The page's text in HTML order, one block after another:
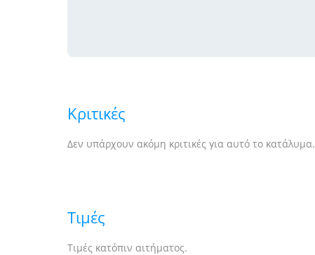
Κριτικές
Δεν υπάρχουν ακόμη κριτικές για αυτό το κατάλυμα.
Τιμές
Τιμές κατόπιν αιτήματος.